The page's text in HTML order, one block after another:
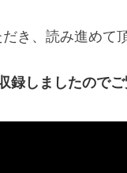
き、読み進めて
録しましたのでご